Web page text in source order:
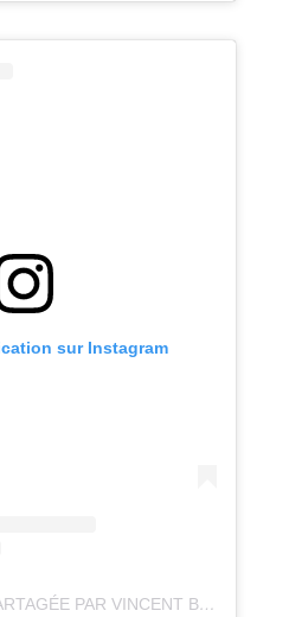
sur Instagram
UNE PUBLICATION PARTAGÉE PAR VINCENT BEUDEZ 📷 (@VINCENTVOYAGE)